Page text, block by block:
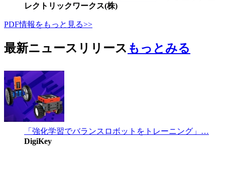
レクトリックワークス(株)
PDF情報をもっと見る>>
最新ニュースリリース もっとみる
「強化学習でバランスロボットをトレーニング」…
DigiKey